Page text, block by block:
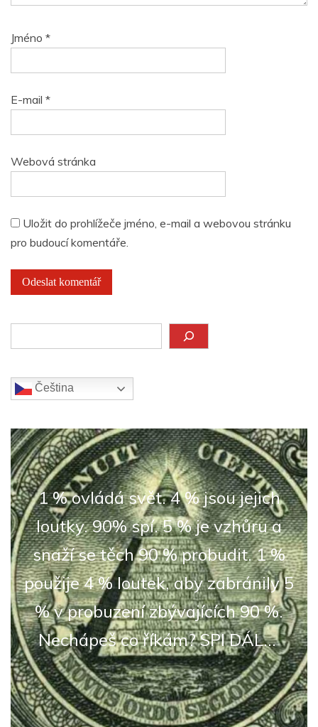
Jméno *
E-mail *
Webová stránka
Uložit do prohlížeče jméno, e-mail a webovou stránku
pro budoucí komentáře.
Čeština‎
1 % ovládá svět. 4 % jsou jejich
loutky. 90% spí. 5 % je vzhůru a
snaží se těch 90 % probudit. 1 %
použije 4 % loutek, aby zabránily 5
% v probuzení zbývajících 90 %.
Nechápeš co říkám? SPI DÁL...